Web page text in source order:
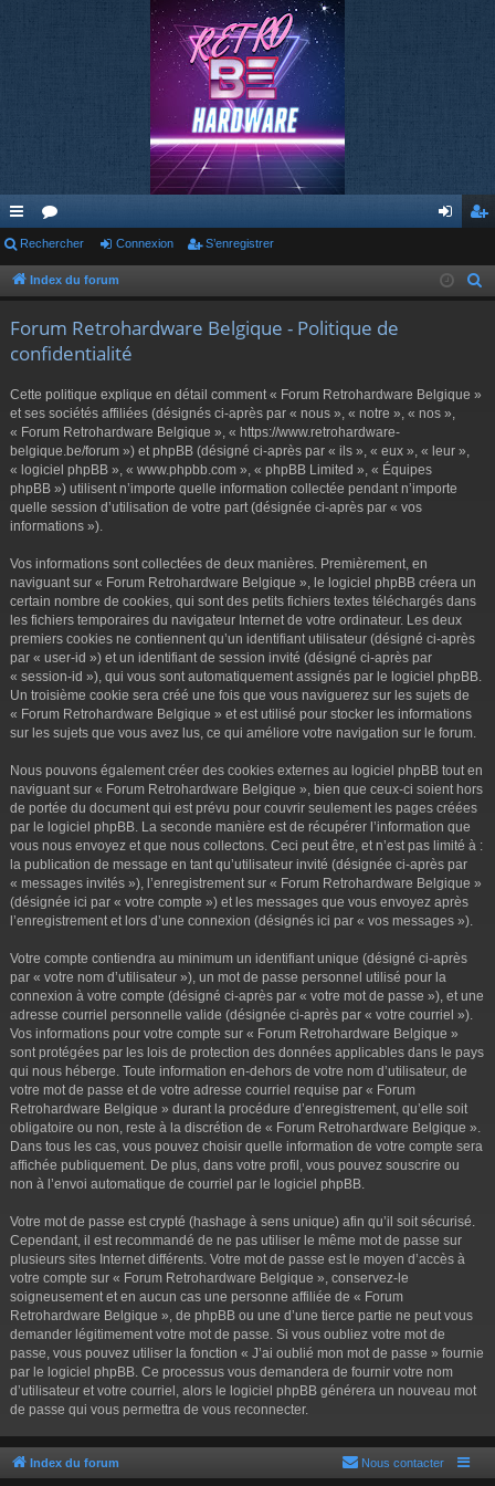
cc
ès
or
u
s
ne nr
Rechercher Connexion S’enregistrer
Index du forum
Forum Retrohardware Belgique - Politique de
confidentialité
Cette politique explique en détail comment « Forum Retrohardware Belgique »
et ses sociétés affiliées (désignés ci-après par « nous », « notre », « nos »,
« Forum Retrohardware Belgique », « https://www.retrohardware-
belgique.be/forum ») et phpBB (désigné ci-après par « ils », « eux », « leur »,
« logiciel phpBB », « www.phpbb.com », « phpBB Limited », « Équipes
phpBB ») utilisent n’importe quelle information collectée pendant n’importe
quelle session d’utilisation de votre part (désignée ci-après par « vos
informations »).
Vos informations sont collectées de deux manières. Premièrement, en
naviguant sur « Forum Retrohardware Belgique », le logiciel phpBB créera un
certain nombre de cookies, qui sont des petits fichiers textes téléchargés dans
les fichiers temporaires du navigateur Internet de votre ordinateur. Les deux
premiers cookies ne contiennent qu’un identifiant utilisateur (désigné ci-après
par « user-id ») et un identifiant de session invité (désigné ci-après par
« session-id »), qui vous sont automatiquement assignés par le logiciel phpBB.
Un troisième cookie sera créé une fois que vous naviguerez sur les sujets de
« Forum Retrohardware Belgique » et est utilisé pour stocker les informations
sur les sujets que vous avez lus, ce qui améliore votre navigation sur le forum.
Nous pouvons également créer des cookies externes au logiciel phpBB tout en
naviguant sur « Forum Retrohardware Belgique », bien que ceux-ci soient hors
de portée du document qui est prévu pour couvrir seulement les pages créées
par le logiciel phpBB. La seconde manière est de récupérer l’information que
vous nous envoyez et que nous collectons. Ceci peut être, et n’est pas limité à :
la publication de message en tant qu’utilisateur invité (désignée ci-après par
« messages invités »), l’enregistrement sur « Forum Retrohardware Belgique »
(désignée ici par « votre compte ») et les messages que vous envoyez après
l’enregistrement et lors d’une connexion (désignés ici par « vos messages »).
Votre compte contiendra au minimum un identifiant unique (désigné ci-après
par « votre nom d’utilisateur »), un mot de passe personnel utilisé pour la
connexion à votre compte (désigné ci-après par « votre mot de passe »), et une
adresse courriel personnelle valide (désignée ci-après par « votre courriel »).
Vos informations pour votre compte sur « Forum Retrohardware Belgique »
sont protégées par les lois de protection des données applicables dans le pays
qui nous héberge. Toute information en-dehors de votre nom d’utilisateur, de
votre mot de passe et de votre adresse courriel requise par « Forum
Retrohardware Belgique » durant la procédure d’enregistrement, qu’elle soit
obligatoire ou non, reste à la discrétion de « Forum Retrohardware Belgique ».
Dans tous les cas, vous pouvez choisir quelle information de votre compte sera
affichée publiquement. De plus, dans votre profil, vous pouvez souscrire ou
non à l’envoi automatique de courriel par le logiciel phpBB.
Votre mot de passe est crypté (hashage à sens unique) afin qu’il soit sécurisé.
Cependant, il est recommandé de ne pas utiliser le même mot de passe sur
plusieurs sites Internet différents. Votre mot de passe est le moyen d’accès à
votre compte sur « Forum Retrohardware Belgique », conservez-le
soigneusement et en aucun cas une personne affiliée de « Forum
Retrohardware Belgique », de phpBB ou une d’une tierce partie ne peut vous
demander légitimement votre mot de passe. Si vous oubliez votre mot de
passe, vous pouvez utiliser la fonction « J’ai oublié mon mot de passe » fournie
par le logiciel phpBB. Ce processus vous demandera de fournir votre nom
d’utilisateur et votre courriel, alors le logiciel phpBB générera un nouveau mot
de passe qui vous permettra de vous reconnecter.
Index du forum Nous contacter